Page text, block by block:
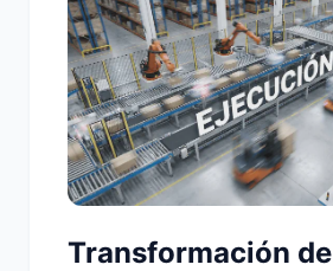
Transformación de